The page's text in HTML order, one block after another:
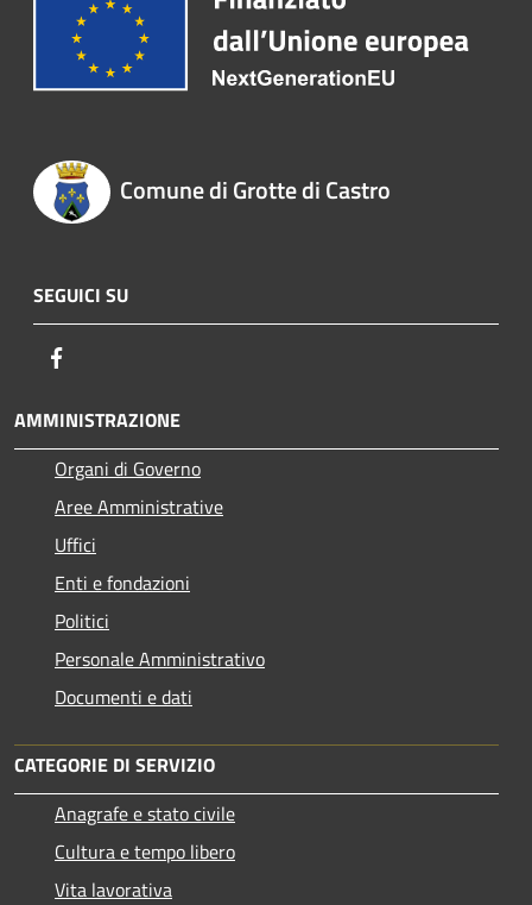
Comune di Grotte di Castro
SEGUICI SU
AMMINISTRAZIONE
Organi di Governo
Aree Amministrative
Uffici
Enti e fondazioni
Politici
Personale Amministrativo
Documenti e dati
CATEGORIE DI SERVIZIO
Anagrafe e stato civile
Cultura e tempo libero
Vita lavorativa